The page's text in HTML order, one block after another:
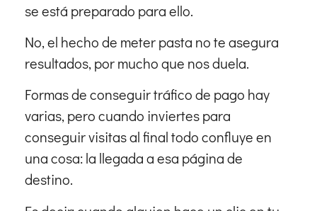
se está preparado para ello.
No, el hecho de meter pasta no te asegura
resultados, por mucho que nos duela.
Formas de conseguir tráfico de pago hay
varias, pero cuando inviertes para
conseguir visitas al final todo confluye en
una cosa: la llegada a esa página de
destino.